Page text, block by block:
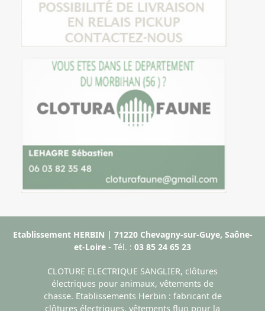
Etablissement HERBIN | 71220 Chevagny-sur-Guye, Saône-
et-Loire - Tél. : 03 85 24 65 23
CLOTURE ELECTRIQUE SANGLIER, clôtures
électriques pour animaux, vêtements de
chasse. Etablissements Herbin : fabricant de
clôtures électriques, vêtements fluo pour la